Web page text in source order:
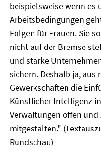
beispielsweise wenn es
Arbeitsbedingungen
Folgen für Frauen. Sie
nicht auf der Bremse
und starke
sichern. Deshalb ja, aus
Gewerkschaften die
Künstlicher Intelligenz
Verwaltungen offen
mitgestalten."
Rundschau)